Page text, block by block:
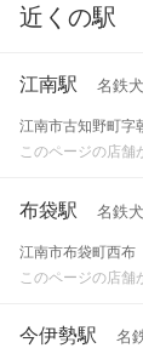
近くの駅
江南駅 名鉄
江南市古知野町字
このページの店舗
布袋駅 名鉄
江南市布袋町西布
このページの店舗
今伊勢駅 名